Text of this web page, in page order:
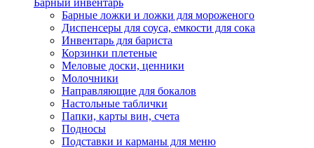
Барный инвентарь
Барные ложки и ложки для мороженого
Диспенсеры для соуса, емкости для сока
Инвентарь для бариста
Корзинки плетеные
Меловые доски, ценники
Молочники
Направляющие для бокалов
Настольные таблички
Папки, карты вин, счета
Подносы
Подставки и карманы для меню